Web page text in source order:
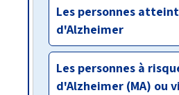
Les personnes
d'Alzheimer
Les personnes à
d'Alzheimer (MA) ou